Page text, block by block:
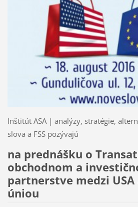
Inštitút ASA | analýzy, stratégie,
slova a FSS pozývajú
na prednášku o
obchodnom a
partnerstve medzi USA
úniou